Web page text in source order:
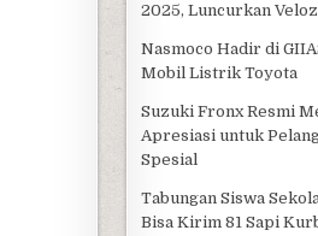
2025, Luncurkan
Nasmoco Hadir di
Mobil Listrik Toyota
Suzuki Fronx Resmi
Apresiasi untuk
Spesial
Tabungan Siswa
Bisa Kirim 81 Sapi